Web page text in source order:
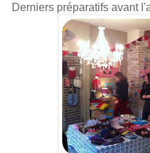
Derniers préparatifs avant